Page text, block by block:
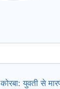
कोरबा: युवती से